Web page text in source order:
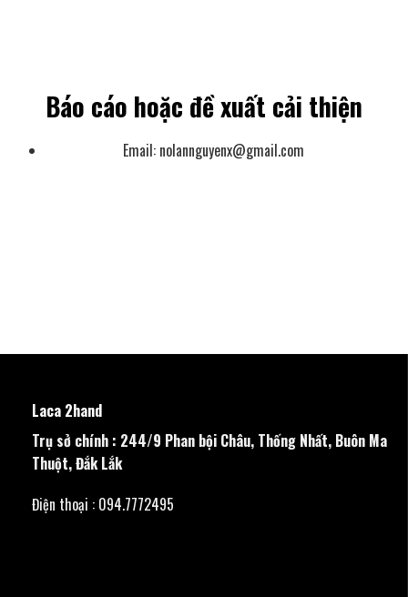
Báo cáo hoặc đề xuất cải thiện
Email: nolannguyenx@gmail.com
Laca 2hand
Trụ sở chính : 244/9 Phan bội Châu, Thống Nhất, Buôn Ma
Thuột, Đắk Lắk
Điện thoại : 094.7772495